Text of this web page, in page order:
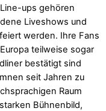
ups gehören
Liveshows und
werden. Ihre Fans
teilweise sogar
bestätigt sind
seit Jahren zu
Raum
Bühnenbild,